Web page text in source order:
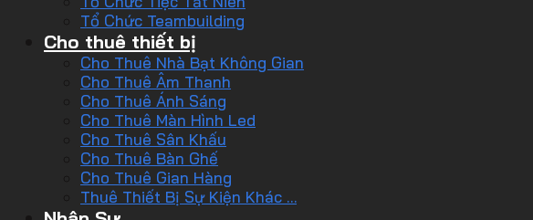
Tổ Chức Teambuilding
Cho thuê thiết bị
Cho Thuê Nhà Bạt Không Gian
Cho Thuê Âm Thanh
Cho Thuê Ánh Sáng
Cho Thuê Màn Hình Led
Cho Thuê Sân Khấu
Cho Thuê Bàn Ghế
Cho Thuê Gian Hàng
Thuê Thiết Bị Sự Kiện Khác …